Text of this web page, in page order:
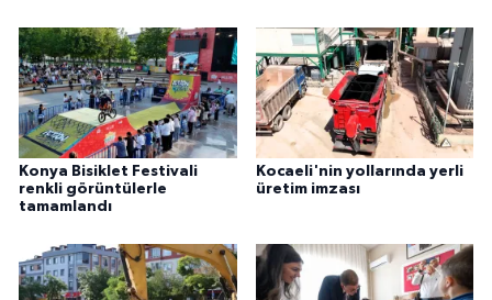
Konya Bisiklet Festivali
renkli görüntülerle
tamamlandı
Kocaeli'nin yollarında yerli
üretim imzası